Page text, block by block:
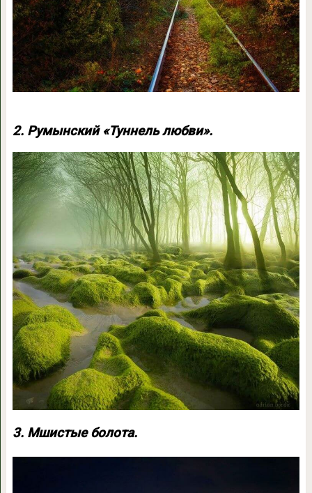
2. Румынский «Туннель любви».
3. Мшистые болота.